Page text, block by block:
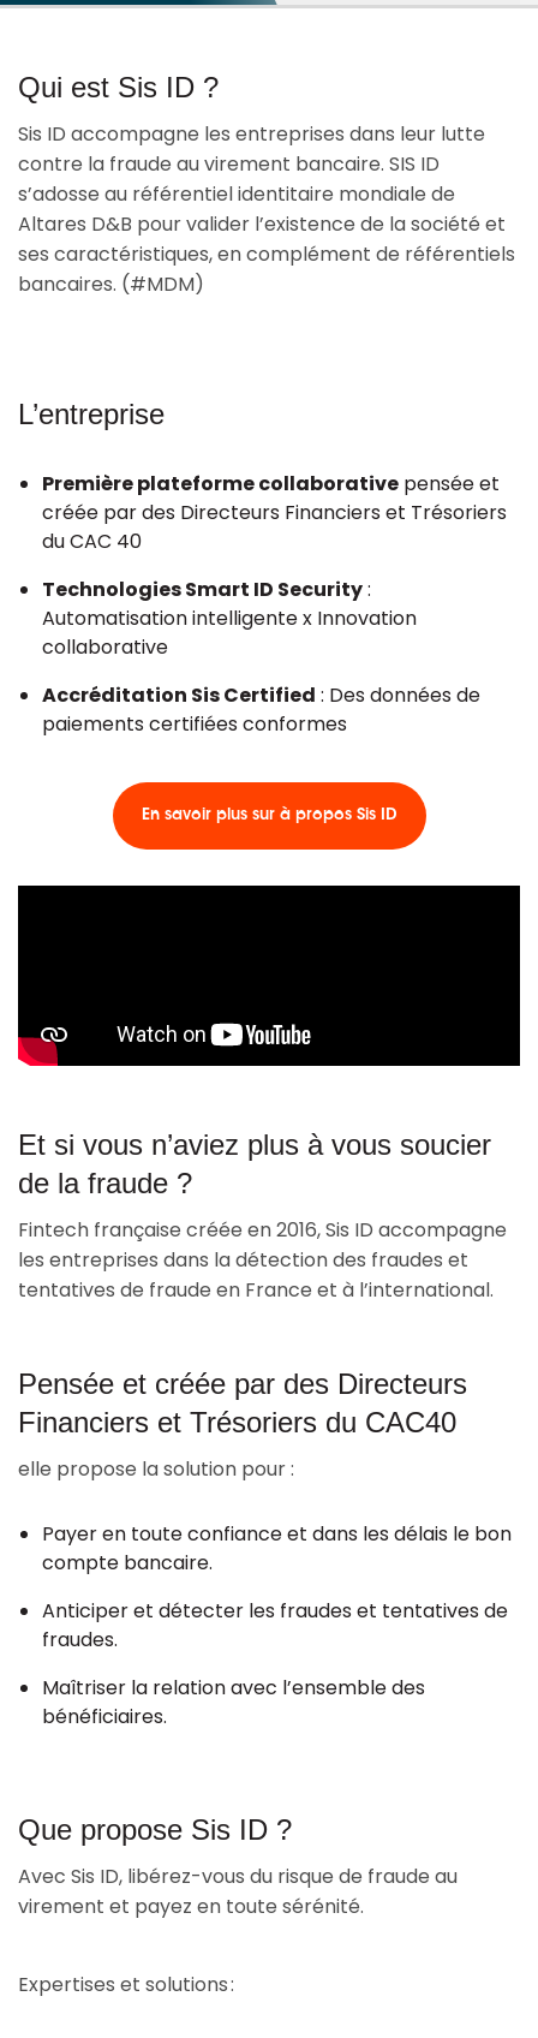
USE CASES
Qui est Sis ID ?
Sis ID accompagne les entreprises dans leur lutte
contre la fraude au virement bancaire. SIS ID
s’adosse au référentiel identitaire mondiale de
Altares D&B pour valider l’existence de la société et
ses caractéristiques, en complément de référentiels
bancaires. (#MDM)
L’entreprise
Première plateforme collaborative pensée et
créée par des Directeurs Financiers et Trésoriers
du CAC 40
Technologies Smart ID Security:
Automatisation intelligente x Innovation
collaborative
Accréditation Sis Certified : Des données de
paiements certifiées conformes
En savoir plus sur à propos Sis ID
Et si vous n’aviez plus à vous soucier
de la fraude ?
Fintech française créée en 2016, Sis ID accompagne
les entreprises dans la détection des fraudes et
tentatives de fraude en France et à l’international.
Pensée et créée par des Directeurs
Financiers et Trésoriers du CAC40
elle propose la solution pour :
Payer en toute confiance et dans les délais le bon
compte bancaire.
Anticiper et détecter les fraudes et tentatives de
fraudes.
Maîtriser la relation avec l’ensemble des
bénéficiaires.
Que propose Sis ID ?
Avec Sis ID, libérez-vous du risque de fraude au
virement et payez en toute sérénité.
Expertises et solutions :